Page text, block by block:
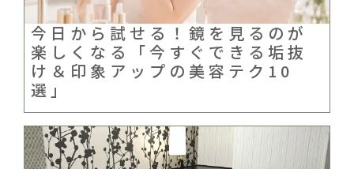
今日から試せる！鏡を見るのが
楽しくなる「今すぐできる垢抜
け＆印象アップの美容テク10
選」